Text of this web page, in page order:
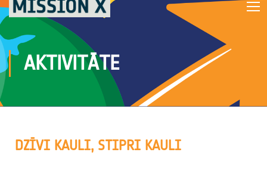
AKTIVITĀTE
DZĪVI KAULI, STIPRI KAULI